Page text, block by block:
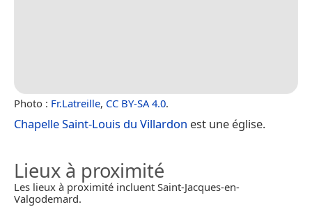
Photo : Fr.Latreille, CC BY-SA 4.0.
Chapelle Saint-Louis du Villardon est une église.
Lieux à proximité
Les lieux à proximité incluent Saint-Jacques-en-
Valgodemard.